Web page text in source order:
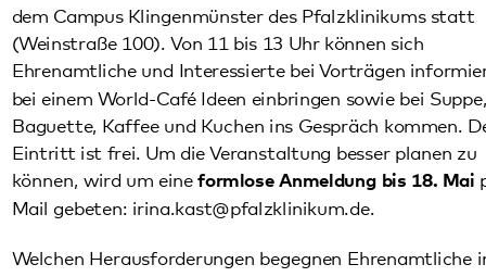
können, wird um eineformlose Anmeldung bis 18. Mai per
Mail gebeten: irina.kast @pfalzklinikum.de.
Welchen Herausforderungen begegnen Ehrenamtliche im
Alltag jenseits der finanziellen Fragen? Dazu hält Business-
& Lifecoach Jutta Lischke von der Initiative „Stark im
Ehrenamt“ einen Impulsvortrag. Danach berichten Helga
Schreieck vom Haus der Familie Bad Bergzabern, Armin
Schowalter vom Landauer Verein Südstern e.V., Nicole
Löhlein vom SV Klingenmünster in Kurzvorträgen von ihren